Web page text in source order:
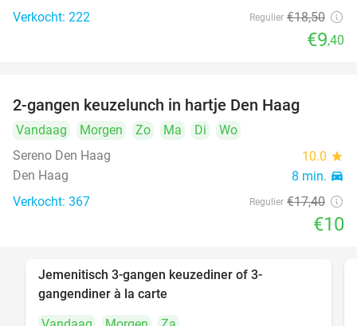
Verkocht: 222 Regulier €18,50
€9,40
2-gangen keuzelunch in hartje Den Haag
Vandaag Morgen Zo Ma Di
Wo
Sereno Den Haag
10.0 star
Den Haag 8 min. directions_car
Verkocht: 367 Regulier €17,40
€10
Jemenitisch 3-gangen keuzediner of 3-
gangendiner à la carte